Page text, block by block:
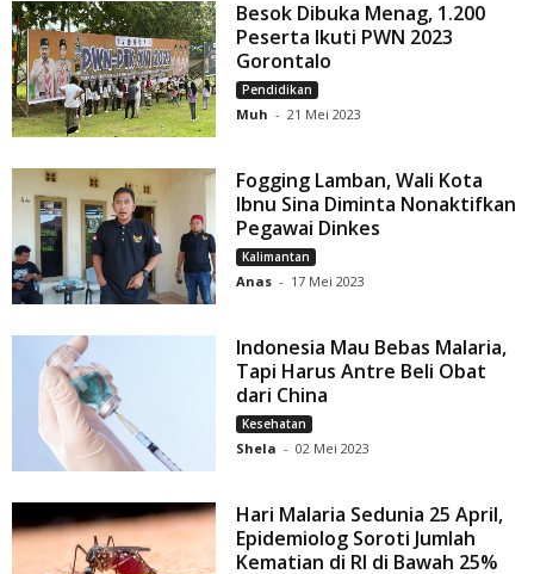
Besok Dibuka Menag, 1.200
Peserta Ikuti PWN 2023
Gorontalo
Pendidikan
Muh - 21 Mei 2023
Fogging Lamban, Wali Kota
Ibnu Sina Diminta Nonaktifkan
Pegawai Dinkes
Kalimantan
Anas - 17 Mei 2023
Indonesia Mau Bebas Malaria,
Tapi Harus Antre Beli Obat
dari China
Kesehatan
Shela - 02 Mei 2023
Hari Malaria Sedunia 25 April,
Epidemiolog Soroti Jumlah
Kematian di RI di Bawah 25%